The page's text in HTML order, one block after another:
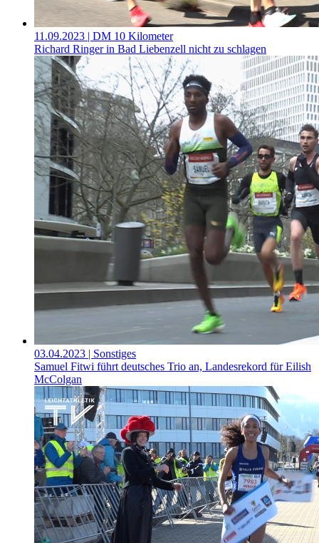
11.09.2023 | DM 10 Kilometer
Richard Ringer in Bad Liebenzell nicht zu schlagen
03.04.2023 | Sonstiges
Samuel Fitwi führt deutsches Trio an, Landesrekord für Eilish
McColgan